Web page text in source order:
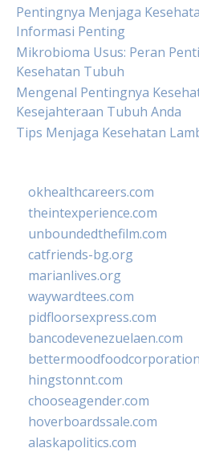
Pentingnya Menjaga
Informasi Penting
Mikrobioma Usus: Peran
Kesehatan Tubuh
Mengenal Pentingnya
Kesejahteraan Tubuh Anda
Tips Menjaga Kesehatan
okhealthcareers.com
theintexperience.com
unboundedthefilm.com
catfriends-bg.org
marianlives.org
waywardtees.com
pidfloorsexpress.com
bancodevenezuelaen.com
hingstonnt.com
chooseagender.com
hoverboardssale.com
alaskapolitics.com